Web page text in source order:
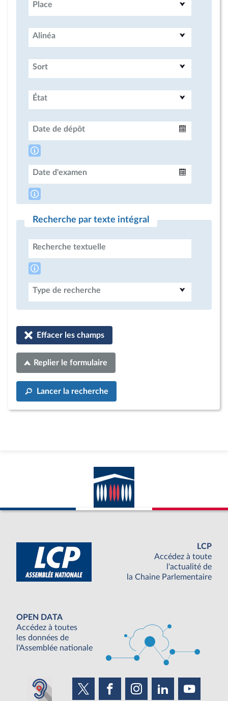
Place
Alinéa
Sort
État
Date de dépôt
Date d'examen
Recherche par texte intégral
Recherche textuelle
Type de recherche
Effacer les champs
Replier le formulaire
Lancer la recherche
LCP
Accédez à toute
l'actualité de
la Chaine Parlementaire
OPEN DATA
Accédez à toutes
les données de
l'Assemblée nationale